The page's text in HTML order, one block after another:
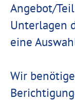
Angebot/
Unterlagen
eine
Wir